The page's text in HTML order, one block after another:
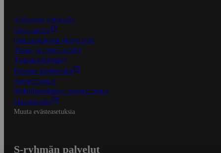
S-Business yrityksille
Oiva-raportit
Osuuskauppojen yhteystiedot
Tilaus- ja toimitusehdot
Tietosuojakäytäntö
Palvelun käyttöehdot
Saavutettavuus
Mobiilisovelluksen saavutettavuus
Mainostajalle
Muuta evästeasetuksia
S-ryhmän palvelut